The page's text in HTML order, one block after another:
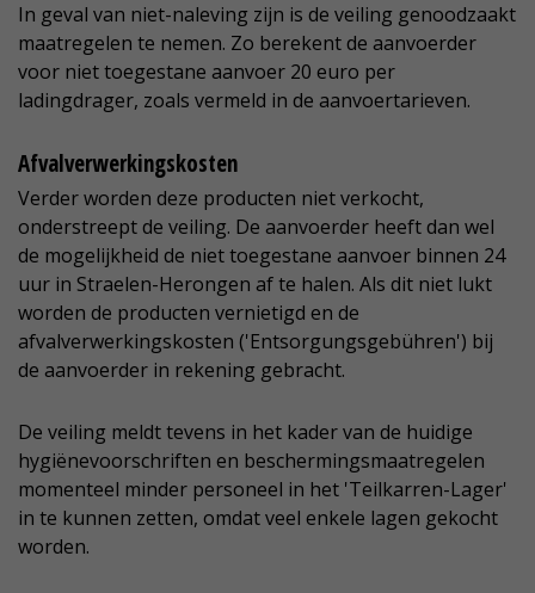
In geval van niet-naleving zijn is de veiling genoodzaakt
maatregelen te nemen. Zo berekent de aanvoerder
voor niet toegestane aanvoer 20 euro per
ladingdrager, zoals vermeld in de aanvoertarieven.
Afvalverwerkingskosten
Verder worden deze producten niet verkocht,
onderstreept de veiling. De aanvoerder heeft dan wel
de mogelijkheid de niet toegestane aanvoer binnen 24
uur in Straelen-Herongen af te halen. Als dit niet lukt
worden de producten vernietigd en de
afvalverwerkingskosten ('Entsorgungsgebühren') bij
de aanvoerder in rekening gebracht.
De veiling meldt tevens in het kader van de huidige
hygiënevoorschriften en beschermingsmaatregelen
momenteel minder personeel in het 'Teilkarren-Lager'
in te kunnen zetten, omdat veel enkele lagen gekocht
worden.